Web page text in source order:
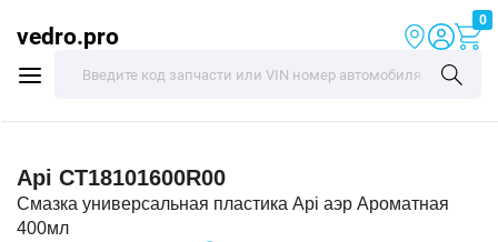
vedro.pro
0
Api CT18101600R00
Смазка универсальная пластика Api аэр Ароматная
400мл